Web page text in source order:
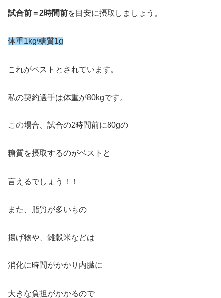
試合前＝2時間前を目安に摂取しましょう。
体重1kg/糖質1g
これがベストとされています。
私の契約選手は体重が80kgです。
この場合、試合の2時間前に80gの
糖質を摂取するのがベストと
言えるでしょう！！
また、脂質が多いもの
揚げ物や、雑穀米などは
消化に時間がかかり内臓に
大きな負担がかかるので